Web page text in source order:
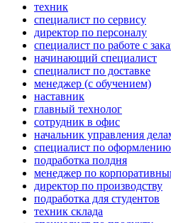
техник
специалист по сервису
директор по персоналу
специалист по работе с
начинающий специалист
специалист по доставке
менеджер (с обучением)
наставник
главный технолог
сотрудник в офис
начальник управления
специалист по
подработка полдня
менеджер по
директор по производству
подработка для студентов
техник склада